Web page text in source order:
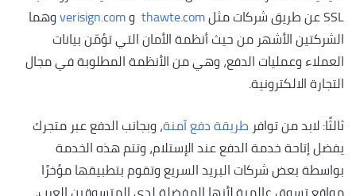
SSL عن طريق شركات مثل
thawte.com و
وهما
الشركتين الأشهر من حيث أنظمة الأمان التي تؤمّن بيانات
العملاء وعمليات الدفع، وهي من الأنظمة المطلوبة في مجال
التجارة الالكترونية.
ثالثًا: لابد من توافر طريقة دفع آمنة، وبجانب الدفع عبر متجرك
يفضل إتاحة خدمة الدفع عند الإستلام، وتتم هذه الخدمة
بواسطة بعض شركات البريد السريع وتقوم بتطبيقها مؤخرًا